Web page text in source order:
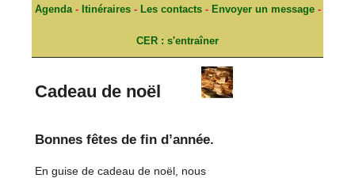
Agenda- Itinéraires- Les contacts- Envoyer un message-
CER : s'entraîner
Cadeau de noël
Bonnes fêtes de fin d’année.
En guise de cadeau de noël, nous